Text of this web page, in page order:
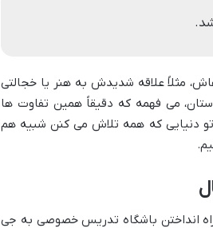
مثلاً علاقه شدیدش به هنر یا خجالتی
می فهمه که دقیقاً همین تفاوت ها
دنیایی که همه تلاش می کنن شبیه هم
راه انداختن باشگاه تدریس خصوصی به جی